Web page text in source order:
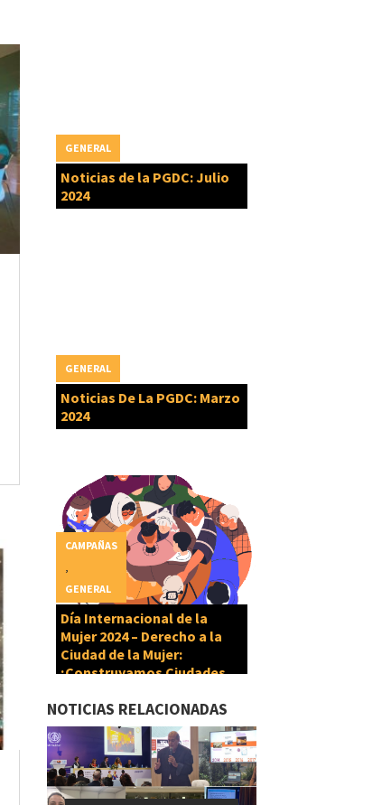
Noticias de la PGDC: Julio
2024
GENERAL
Noticias De La PGDC: Marzo
2024
GENERAL
Día Internacional de la
Mujer 2024 – Derecho a la
Ciudad de la Mujer:
¡Construyamos Ciudades
CAMPAÑAS
GENERAL
NOTICIAS RELACIONADAS